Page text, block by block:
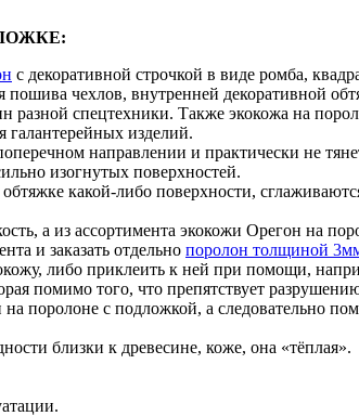
с декоративной строчкой в виде ромба,
чехлов, внутренней декоративной
разной спецтехники. Также экокожа на
галантерейных изделий.
направлении и практически не
изогнутых поверхностей.
какой-либо поверхности,
а из ассортимента экокожи Орегон на
и заказать отдельно поролон толщиной
либо приклеить к ней при помощи,
помимо того, что препятствует
поролоне с подложкой, а следовательно
близки к древесине, коже, она «тёплая».